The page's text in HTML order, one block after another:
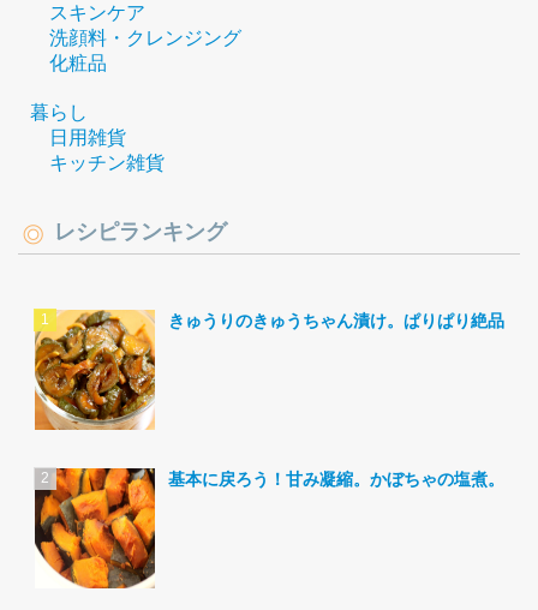
スキンケア
洗顔料・クレンジング
化粧品
暮らし
日用雑貨
キッチン雑貨
レシピランキング
きゅうりのきゅうちゃん漬け。ぱりぱり絶品。
基本に戻ろう！甘み凝縮。かぼちゃの塩煮。